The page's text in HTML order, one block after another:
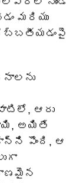
మరియు
ఆరు
అయితే
పొంది, ఆ